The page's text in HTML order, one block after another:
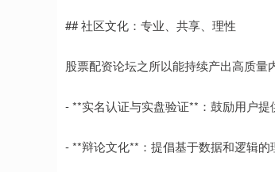
## 社区文化：专业、共享、理性
股票配资论坛之所以能持续产出高质量
- **实名认证与实盘验证**：鼓励用户
- **辩论文化**：提倡基于数据和逻辑